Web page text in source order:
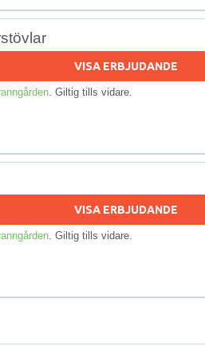
VISA ERBJUDANDE
. Giltig tills vidare.
VISA ERBJUDANDE
. Giltig tills vidare.